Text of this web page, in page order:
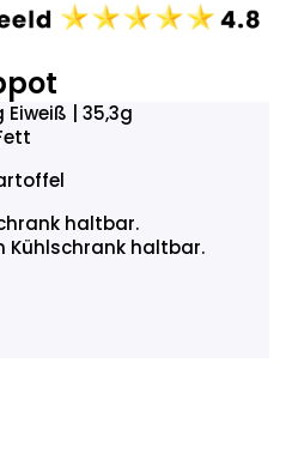
| 35,3g
haltbar.
Kühlschrank haltbar.